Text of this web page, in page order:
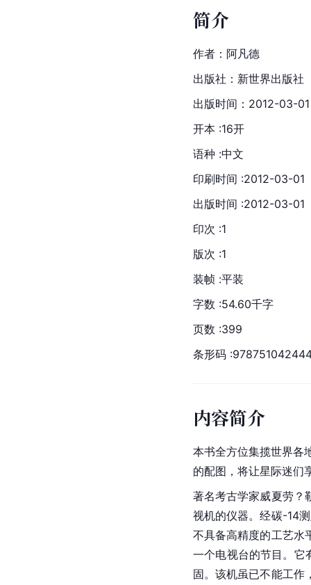
简介
作者：阿凡德
出版社： 新世界出版社
出版时间：2012-03-01
开本 :16开
语种 :中文
印刷时间 :2012-03-01
出版时间 :2012-03-01
印次 :1
版次 :1
装帧 :平装
字数 :54.60千字
页数 :399
条形码
内容简介
本书全方位集揽世界各
的配图，将让星际迷们
著名考古学家威夏劳？
视机的仪器。经碳-14
不具备高精度的工艺水
一个电视台的节目。
固。该机虽已不能工作